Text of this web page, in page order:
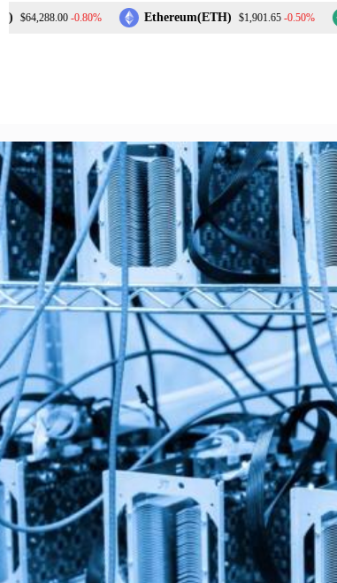
до
-0.80% Ethereum(ETH) $1,901.65 -0.50%